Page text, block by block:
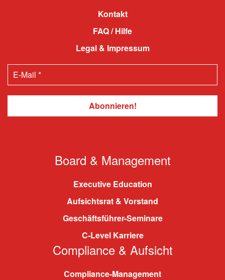
Kontakt
FAQ / Hilfe
Legal & Impressum
Board & Management
Executive Education
Aufsichtsrat & Vorstand
Geschäftsführer-Seminare
C-Level Karriere
Compliance & Aufsicht
Compliance-Management